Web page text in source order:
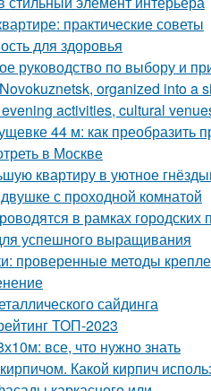
практические советы
для здоровья
руководство по выбору и
organized into a
activities, cultural
44 м: как преобразить
в Москве
квартиру в уютное
с проходной комнатой
в рамках городских
успешного выращивания
проверенные методы
сайдинга
ТОП-2023
все, что нужно знать
Какой кирпич